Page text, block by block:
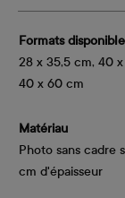
Formats
28 x 35,5 cm, 40
40 x 60 cm
Matériau
Photo sans cadre
cm d'épaisseur